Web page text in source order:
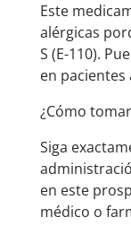
Este
alérgicas
S (E-110).
en pacientes
¿Cómo
Siga
en este
médico o